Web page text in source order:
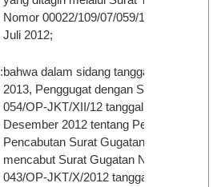
Nomor 00022/109/07/059/12 tanggal 26
Juli 2012;
:bahwa dalam sidang tanggal 17 Januari
2013, Penggugat dengan Surat Nomor
054/OP-JKT/XII/12 tanggal 28
Desember 2012 tentang Pernyataan
Pencabutan Surat Gugatan menyatakan
mencabut Surat Gugatan Nomor:
043/OP-JKT/X/2012 tanggal 12 Oktober